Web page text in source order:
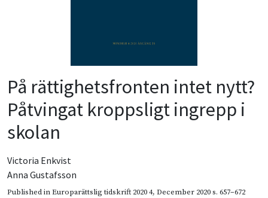
På rättighetsfronten intet nytt?
Påtvingat kroppsligt ingrepp i
skolan
Victoria Enkvist
Anna Gustafsson
Published inEuroparättslig tidskrift 2020 4, December 2020s. 657–672